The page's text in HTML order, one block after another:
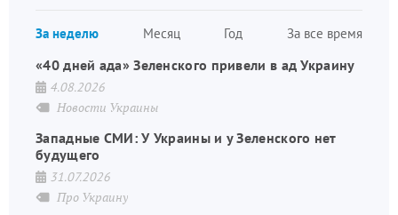
За неделю Месяц Год За все время
«40 дней ада» Зеленского привели в ад Украину
4.08.2026
Новости Украины
Западные СМИ: У Украины и у Зеленского нет
будущего
31.07.2026
Про Украину